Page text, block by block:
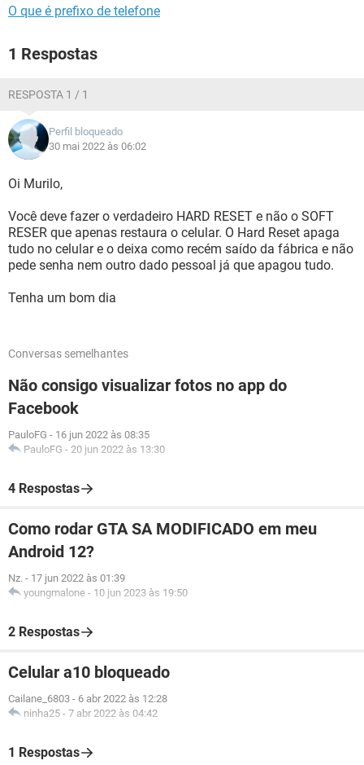
O que é prefixo de telefone
1 Respostas
RESPOSTA 1 / 1
Perfil bloqueado
30 mai 2022 às 06:02
Oi Murilo,
Você deve fazer o verdadeiro HARD RESET e não o SOFT
RESER que apenas restaura o celular. O Hard Reset apaga
tudo no celular e o deixa como recém saído da fábrica e não
pede senha nem outro dado pessoal já que apagou tudo.
Tenha um bom dia
Conversas semelhantes
Não consigo visualizar fotos no app do
Facebook
PauloFG - 16 jun 2022 às 08:35
PauloFG - 20 jun 2022 às 13:30
4 Respostas
Como rodar GTA SA MODIFICADO em meu
Android 12?
Nz. - 17 jun 2022 às 01:39
youngmalone - 10 jun 2023 às 19:50
2 Respostas
Celular a10 bloqueado
Cailane_6803 - 6 abr 2022 às 12:28
ninha25 - 7 abr 2022 às 04:42
1 Respostas